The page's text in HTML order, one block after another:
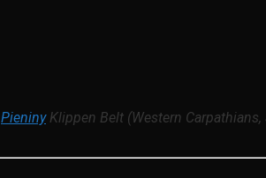
PieninyKlippen Belt (Western Carpathians,